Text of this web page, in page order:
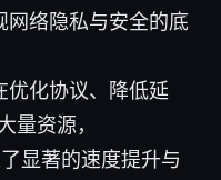
网络隐私与安全的底
优化协议、降低延
量资源，
显著的速度提升与